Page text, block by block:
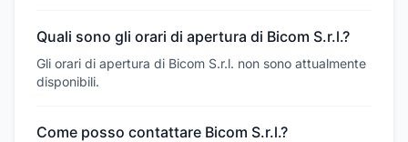
Quali sono gli orari di apertura di Bicom S.r.l.?
Gli orari di apertura di Bicom S.r.l. non sono attualmente
disponibili.
Come posso contattare Bicom S.r.l.?